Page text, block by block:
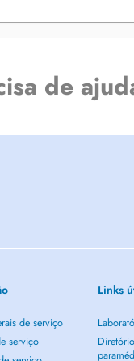
de
de serviço
serviço
Links